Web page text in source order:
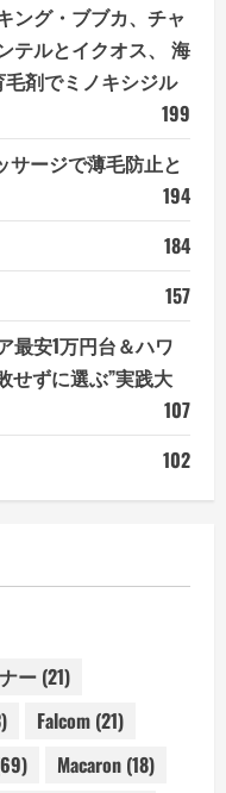
ング・ブブカ、チャ
テルとイクオス、 海
剤でミノキシジル
199
サージで薄毛防止と
194
184
157
最安1万円台＆ハワ
せずに選ぶ”実践大
107
102
ー (21)
Falcom (21)
Macaron (18)